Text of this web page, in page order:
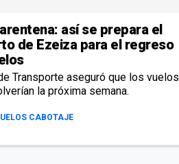
así se prepara el
de Ezeiza para el regreso
Transporte aseguró que los vuelos
la próxima semana.
CABOTAJE